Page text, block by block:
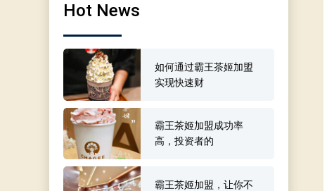
Hot News
如何通过霸王茶姬加盟
实现快速财
霸王茶姬加盟成功率
高，投资者的
霸王茶姬加盟，让你不